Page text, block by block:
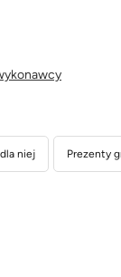
niej Prezenty